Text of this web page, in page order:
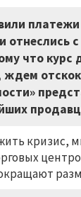
платежи
отнеслись с
что курс
ждем
кризис,